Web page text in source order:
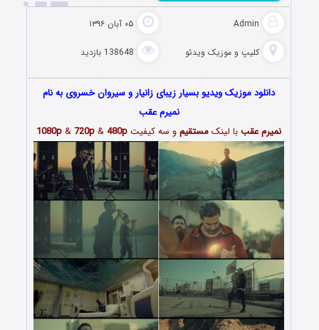
Admin ۰۵ آبان ۱۳۹۶
کلیپ و موزیک ویدئو 138648 بازدید
دانلود موزیک ویدیو بسیار زیبای زانیار و سیروان خسروی به نام
نمیرم عقب
نمیرم عقببا لینکمستقیمو سه کیفیت 1080p&720p&480p